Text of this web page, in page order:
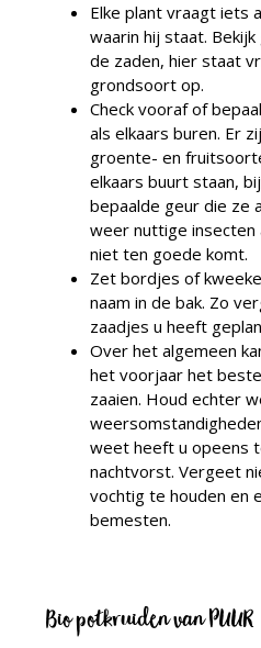
Elke plant vraagt iets
waarin hij staat.
de zaden, hier staat
grondsoort op.
Check vooraf of
als elkaars buren. Er
groente- en
elkaars buurt staan,
bepaalde geur die ze
weer nuttige
niet ten goede komt.
Zet bordjes of
naam in de bak. Zo
zaadjes u heeft
Over het algemeen
het voorjaar het
zaaien. Houd echter
weet heeft u opeens
nachtvorst. Vergeet
vochtig te houden en
bemesten.
Bio potkruiden van PUUR